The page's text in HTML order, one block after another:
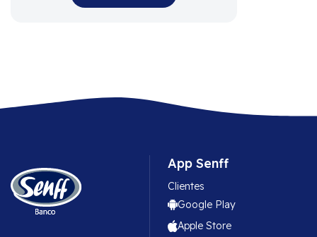
App Senff
Clientes
Google Play
Apple Store